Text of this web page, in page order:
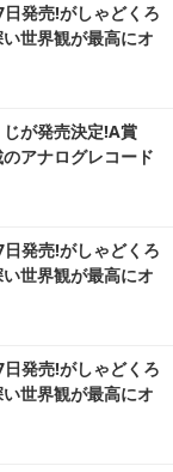
発売!がしゃどくろ
世界観が最高にオ
じが発売決定!A賞
アナログレコード
発売!がしゃどくろ
世界観が最高にオ
発売!がしゃどくろ
世界観が最高にオ